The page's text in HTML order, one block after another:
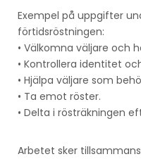
Exempel på uppgifter
förtidsröstningen:
• Välkomna väljare och
• Kontrollera identitet
• Hjälpa väljare som
• Ta emot röster.
• Delta i rösträkningen
Arbetet sker